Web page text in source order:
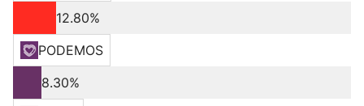
12.80%
PODEMOS
8.30%